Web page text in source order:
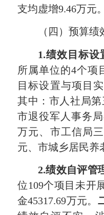
支均虚增9.46万元。
（四）预算
1.绩效目标设
所属单位的4个项
目标设置与项目
其中：市人社局第
市退役军人事务
万元、市工信局
元、市城乡居民养
2.绩效自评管
位109个项目未开
金45317.69万元。